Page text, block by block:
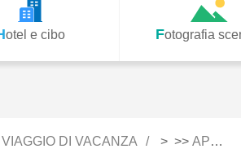
Hotel e cibo Fotografia
VIAGGIO DI VACANZA > >> APPUNTI DI VIAGGIO